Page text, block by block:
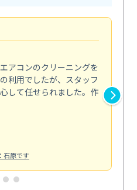
アコンのクリーニングを
利用でしたが、スタッフ
して任せられました。作
石原です